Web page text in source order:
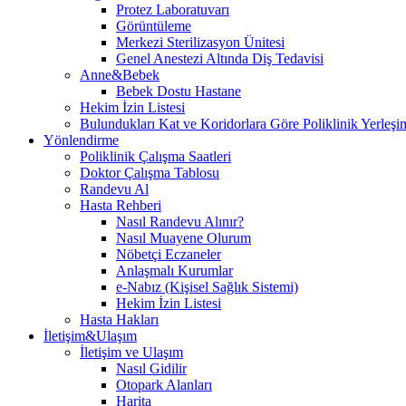
Protez Laboratuvarı
Görüntüleme
Merkezi Sterilizasyon Ünitesi
Genel Anestezi Altında Diş Tedavisi
Anne&Bebek
Bebek Dostu Hastane
Hekim İzin Listesi
Bulundukları Kat ve Koridorlara Göre Poliklinik
Yönlendirme
Poliklinik Çalışma Saatleri
Doktor Çalışma Tablosu
Randevu Al
Hasta Rehberi
Nasıl Randevu Alınır?
Nasıl Muayene Olurum
Nöbetçi Eczaneler
Anlaşmalı Kurumlar
e-Nabız (Kişisel Sağlık Sistemi)
Hekim İzin Listesi
Hasta Hakları
İletişim&Ulaşım
İletişim ve Ulaşım
Nasıl Gidilir
Otopark Alanları
Harita